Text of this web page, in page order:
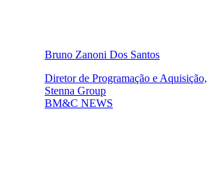
Bruno Zanoni Dos Santos
Diretor de Programação e Aquisição,
Stenna Group
BM&C NEWS